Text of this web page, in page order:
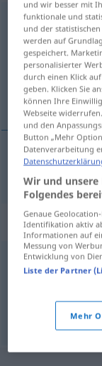
sponiewierany
Übersicht
(Für mehr Details
misshandelt,
misshandelt,
nadwątlony,
© LibreOffice
und wir besser mit
funktionale und
und der
werden auf
gespeichert.
personalisierter
durch einen Klick
geben. Klicken Sie
können Ihre
Webseite
und den
Button „Mehr
Datenverarbeitung
Wir und
Folgendes
Genaue
Identifikation aktiv
Informationen auf
Messung von
Entwicklung von
Liste der Partner
Mehr